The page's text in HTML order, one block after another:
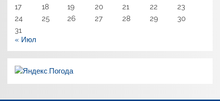
17
18 19 20 21 22
23
24
25 26 27 28 29
30
31
« Июл